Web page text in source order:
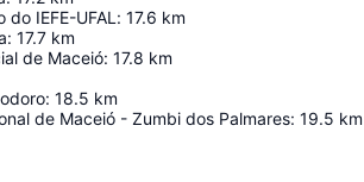
do IEFE-UFAL: 17.6 km
: 17.7 km
de Maceió: 17.8 km
: 18.5 km
de Maceió - Zumbi dos Palmares: 19.5 km